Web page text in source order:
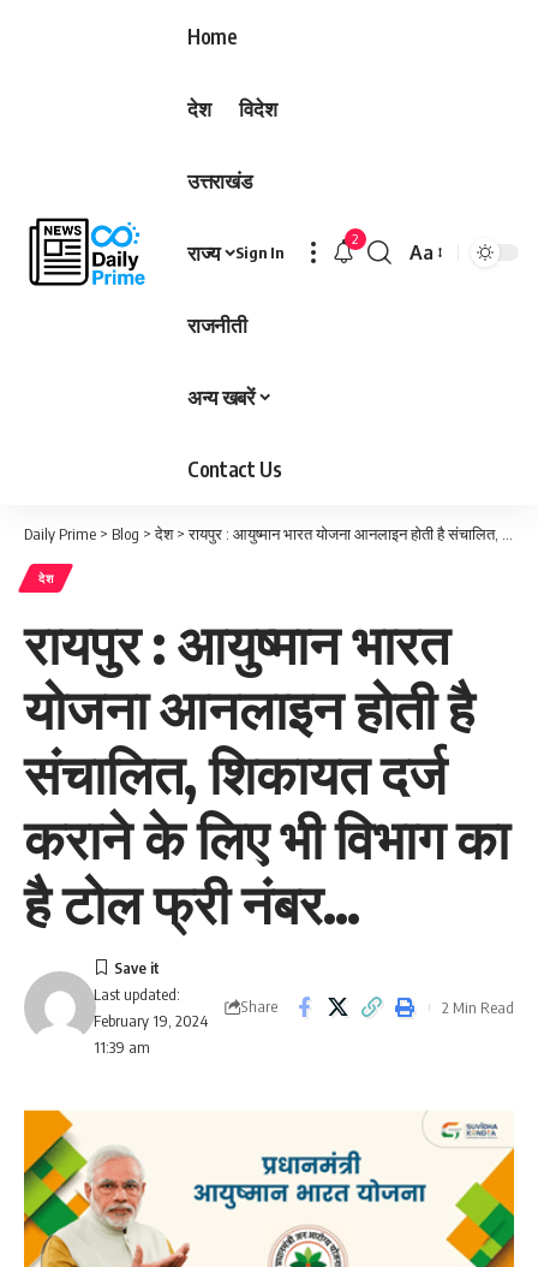
Home
देश विदेश
उत्तराखंड
राज्य
राजनीती
अन्य खबरें
Contact Us
Sign In
2
Font
Aa
Daily Prime > Blog >देश>रायपुर : आयुष्मान भारत योजना आनलाइन होती है संचालित, शिकायत दर्ज कराने के लिए भी विभाग का है टोल फ्री नंबर…
देश
रायपुर : आयुष्मान भारत
योजना आनलाइन होती है
संचालित, शिकायत दर्ज
कराने के लिए भी विभाग का
है टोल फ्री नंबर…
Last updated:
February 19, 2024
11:39 am
Share 2 Min Read